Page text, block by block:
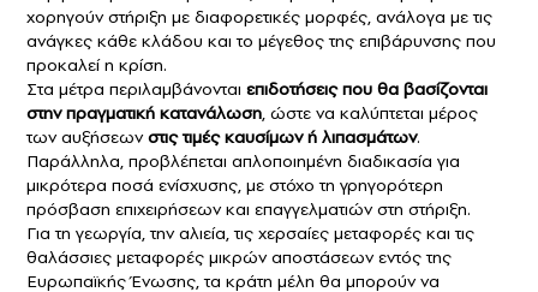
χορηγούν στήριξη με διαφορετικές μορφές, ανάλογα με τις
ανάγκες κάθε κλάδου και το μέγεθος της επιβάρυνσης που
προκαλεί η κρίση.
Στα μέτρα περιλαμβάνονται επιδοτήσεις που θα βασίζονται
στην πραγματική κατανάλωση, ώστε να καλύπτεται μέρος
των αυξήσεωνστις τιμές καυσίμων ή λιπασμάτων.
Παράλληλα, προβλέπεται απλοποιημένη διαδικασία για
μικρότερα ποσά ενίσχυσης, με στόχο τη γρηγορότερη
πρόσβαση επιχειρήσεων και επαγγελματιών στη στήριξη.
Για τη γεωργία, την αλιεία, τις χερσαίες μεταφορές και τις
θαλάσσιες μεταφορές μικρών αποστάσεων εντός της
Ευρωπαϊκής Ένωσης, τα κράτη μέλη θα μπορούν να